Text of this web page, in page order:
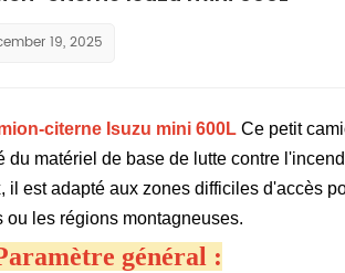
19, 2025
citerne Isuzu mini 600LCe petit
du matériel de base de lutte contre
il est adapté aux zones difficiles d'accès
ou les régions montagneuses.
général :